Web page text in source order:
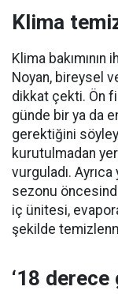
Klima
Klima
Noyan, bireysel
dikkat çekti. Ön
günde bir ya da
gerektiğini
kurutulmadan
vurguladı.
sezonu
iç ünitesi,
şekilde
‘18